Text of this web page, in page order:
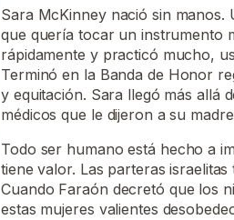
Sara McKinney nació sin manos.
que quería tocar un instrumento
rápidamente y practicó mucho,
Terminó en la Banda de Honor
y equitación. Sara llegó más allá
médicos que le dijeron a su
Todo ser humano está hecho a
tiene valor. Las parteras
Cuando Faraón decretó que los
estas mujeres valientes